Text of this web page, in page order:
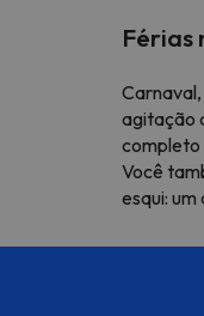
Férias
agitação
completo
Você
esqui: